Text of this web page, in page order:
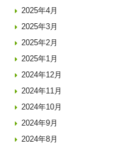
2025年4月
2025年3月
2025年2月
2025年1月
2024年12月
2024年11月
2024年10月
2024年9月
2024年8月